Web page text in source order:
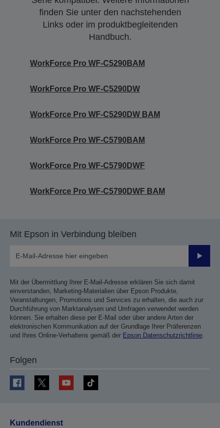
finden Sie unter den nachstehenden
Links oder im produktbegleitenden
Handbuch.
WorkForce Pro WF-C5290BAM
WorkForce Pro WF-C5290DW
WorkForce Pro WF-C5290DW BAM
WorkForce Pro WF-C5790BAM
WorkForce Pro WF-C5790DWF
WorkForce Pro WF-C5790DWF BAM
Mit Epson in Verbindung bleiben
Mit der Übermittlung Ihrer E-Mail-Adresse erklären Sie sich damit
einverstanden, Marketing-Materialien über Epson Produkte,
Veranstaltungen, Promotions und Services zu erhalten, die auch zur
Durchführung von Marktanalysen und Umfragen verwendet werden
können. Sie erhalten diese per E-Mail oder über andere Arten der
elektronischen Kommunikation auf der Grundlage Ihrer Präferenzen
und Ihres Online-Verhaltens gemäß der Epson Datenschutzrichtlinie.
Folgen
Kundendienst